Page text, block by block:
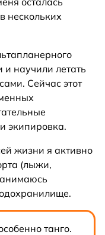
нескольких
и научили летать
Сейчас этот
экипировка.
жизни я активно
(лыжи,
танго.